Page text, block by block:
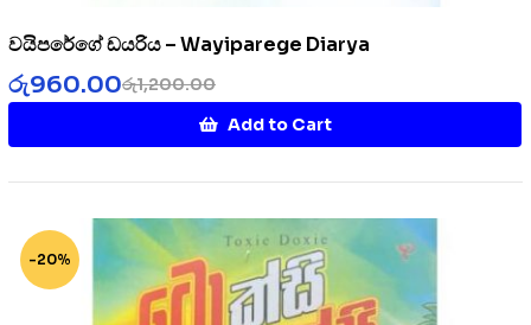
වයිපරේගේ ඩයරිය – Wayiparege Diarya
රු1,200.00
රු960.00
Add to Cart
-20%